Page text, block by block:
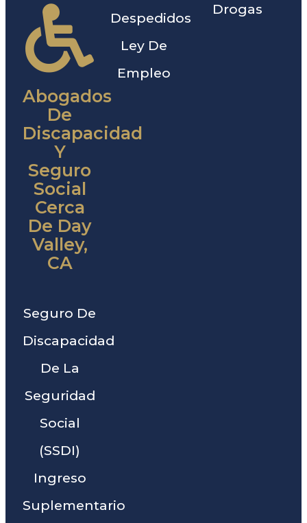
Abogados
De
Discapacidad
Y
Seguro
Social
Cerca
De Day
Valley,
CA
Seguro De
Discapacidad
De La
Seguridad
Social
(SSDI)
Ingreso
Suplementario
Despedidos
Ley De
Empleo
Drogas